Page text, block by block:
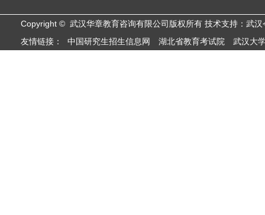
Copyright © 武汉华章教育咨询有限公司版权所有 技术支持：武汉
友情链接：
中国研究生招生信息网 湖北省教育考试院 武汉大